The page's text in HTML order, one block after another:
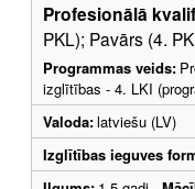
Profesionālā
PKL); Pavārs (4.
Programmas veids:
izglītības - 4. LKI
Valoda:latviešu (LV)
Izglītības ieguves